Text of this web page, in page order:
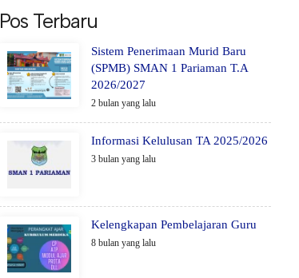
Pos Terbaru
Sistem Penerimaan Murid Baru
(SPMB) SMAN 1 Pariaman T.A
2026/2027
2 bulan yang lalu
Informasi Kelulusan TA 2025/2026
3 bulan yang lalu
Kelengkapan Pembelajaran Guru
8 bulan yang lalu